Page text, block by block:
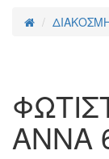
ANNA